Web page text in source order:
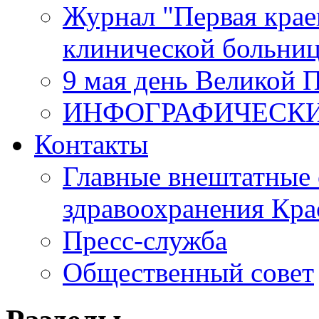
Журнал "Первая
клинической
9 мая день Великой
Контакты
Главные внештатные
здравоохранения
Пресс-служба
Общественный совет